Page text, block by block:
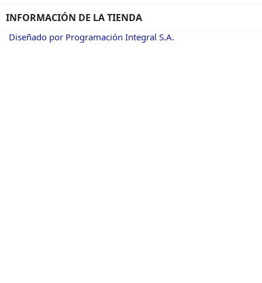
INFORMACIÓN DE LA TIENDA
Diseñado por Programación Integral S.A.